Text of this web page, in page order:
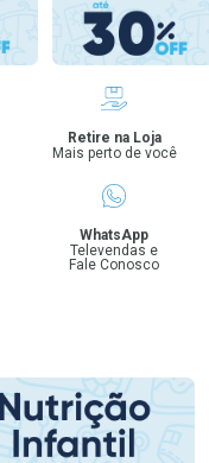
Retire na Loja
Mais perto de você
WhatsApp
Televendas e
Fale Conosco